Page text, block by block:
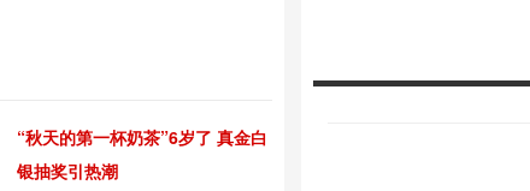
“秋天的第一杯奶茶”6岁了 真金白
银抽奖引热潮